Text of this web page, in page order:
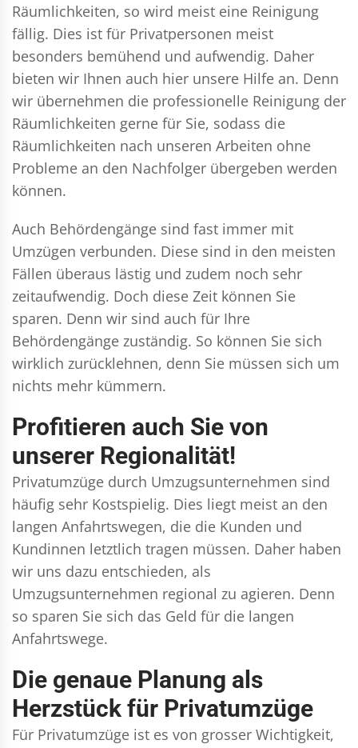
Räumlichkeiten, so wird meist eine Reinigung
fällig. Dies ist für Privatpersonen meist
besonders bemühend und aufwendig. Daher
bieten wir Ihnen auch hier unsere Hilfe an. Denn
wir übernehmen die professionelle Reinigung der
Räumlichkeiten gerne für Sie, sodass die
Räumlichkeiten nach unseren Arbeiten ohne
Probleme an den Nachfolger übergeben werden
können.
Auch Behördengänge sind fast immer mit
Umzügen verbunden. Diese sind in den meisten
Fällen überaus lästig und zudem noch sehr
zeitaufwendig. Doch diese Zeit können Sie
sparen. Denn wir sind auch für Ihre
Behördengänge zuständig. So können Sie sich
wirklich zurücklehnen, denn Sie müssen sich um
nichts mehr kümmern.
Profitieren auch Sie von
unserer Regionalität!
Privatumzüge durch Umzugsunternehmen sind
häufig sehr Kostspielig. Dies liegt meist an den
langen Anfahrtswegen, die die Kunden und
Kundinnen letztlich tragen müssen. Daher haben
wir uns dazu entschieden, als
Umzugsunternehmen regional zu agieren. Denn
so sparen Sie sich das Geld für die langen
Anfahrtswege.
Die genaue Planung als
Herzstück für Privatumzüge
Für Privatumzüge ist es von grosser Wichtigkeit,